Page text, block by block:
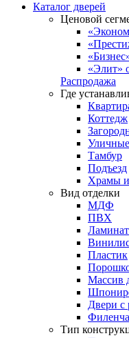
Каталог дверей
Ценовой
«Элит»
Распродажа
Где
Коттедж
Уличные
Тамбур
Подъезд
Храмы
Вид отделки
МДФ
ПВХ
Ламинат
Пластик
Массив
Двери с
Тип